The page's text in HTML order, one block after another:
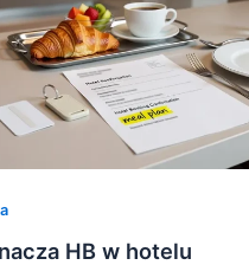
HB w hotelu